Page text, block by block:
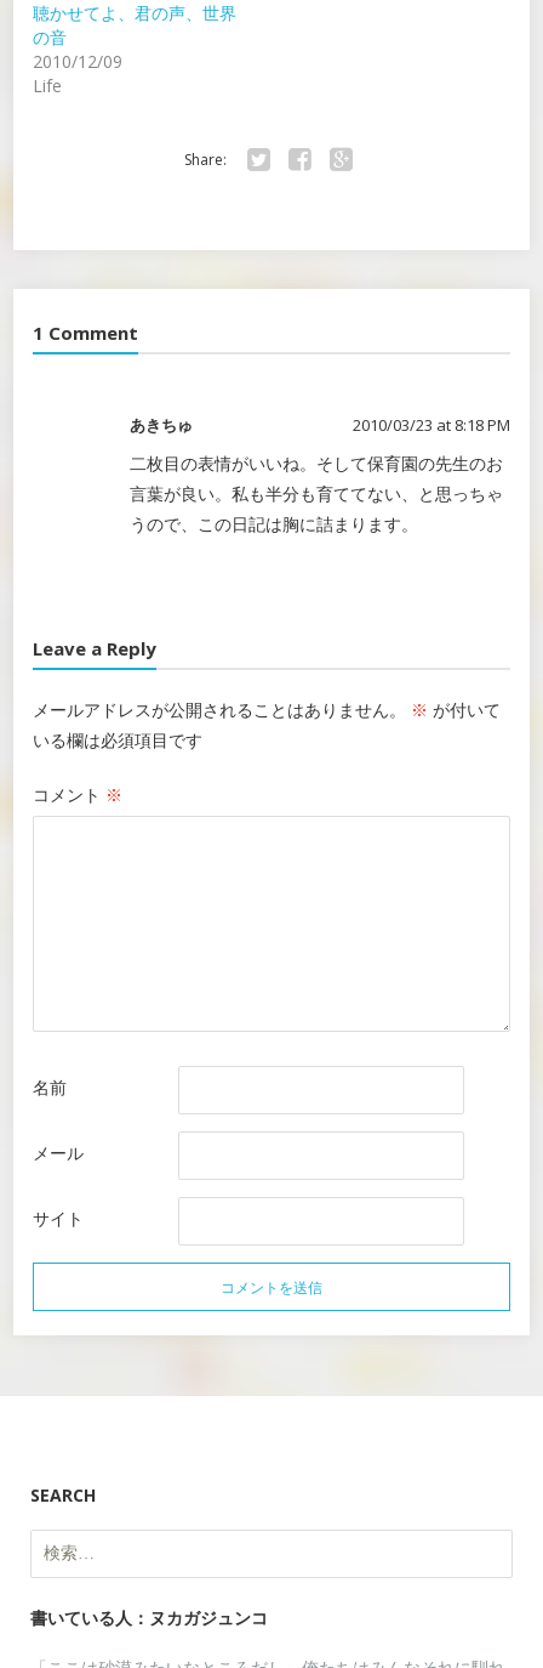
聴かせてよ、君の声、世界
の音
2010/12/09
Life
Share:
1 Comment
あきちゅ 2010/03/23 at 8:18 PM
二枚目の表情がいいね。そして保育園の先生のお
言葉が良い。私も半分も育ててない、と思っちゃ
うので、この日記は胸に詰まります。
Leave a Reply
メールアドレスが公開されることはありません。 ※ が付いて
いる欄は必須項目です
コメント ※
名前
メール
サイト
SEARCH
検
索:
書いている人：ヌカガジュンコ